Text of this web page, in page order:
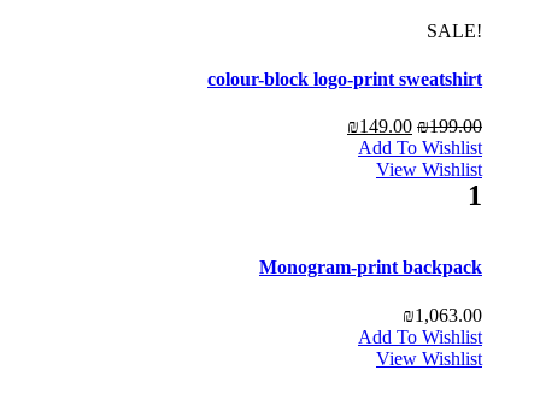
!SALE
colour-block logo-print sweatshirt
₪199.00
₪149.00
Add To Wishlist
View Wishlist
1
Monogram-print backpack
₪1,063.00
Add To Wishlist
View Wishlist